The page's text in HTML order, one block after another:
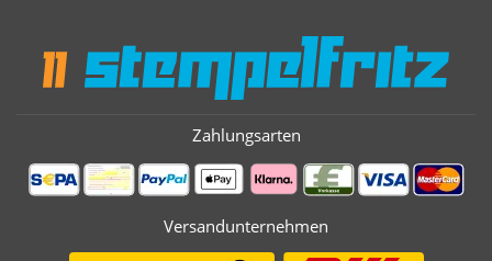
Zahlungsarten
Versandunternehmen